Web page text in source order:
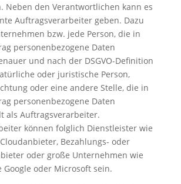
Neben den Verantwortlichen kann es
Auftragsverarbeiter geben. Dazu
bzw. jede Person, die in
personenbezogene Daten
und nach der DSGVO-Definition
oder juristische Person,
oder eine andere Stelle, die in
personenbezogene Daten
als Auftragsverarbeiter.
können folglich Dienstleister wie
Bezahlungs- oder
oder große Unternehmen wie
Google oder Microsoft sein.